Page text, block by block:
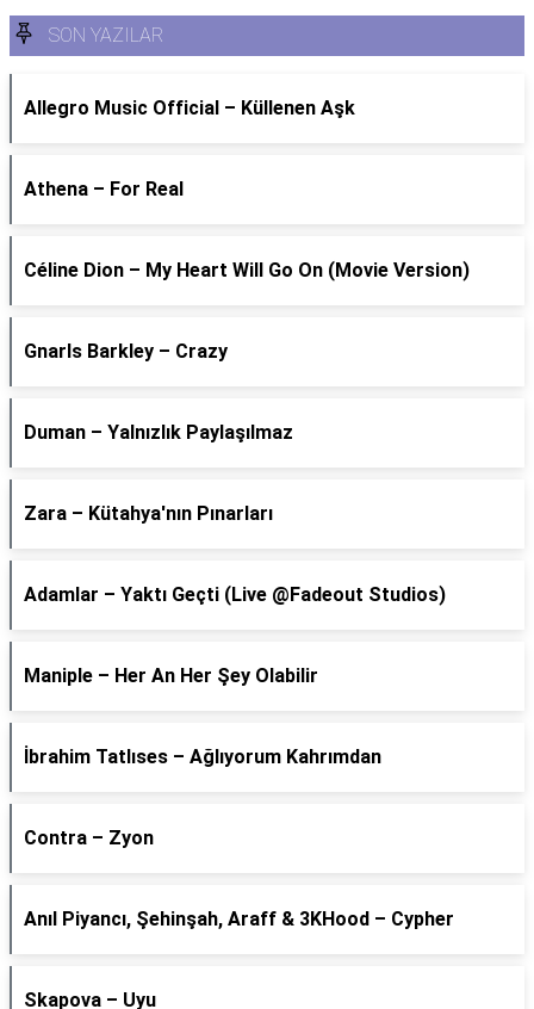
SON YAZILAR
Allegro Music Official – Küllenen Aşk
Athena – For Real
Céline Dion – My Heart Will Go On (Movie Version)
Gnarls Barkley – Crazy
Duman – Yalnızlık Paylaşılmaz
Zara – Kütahya'nın Pınarları
Adamlar – Yaktı Geçti (Live @Fadeout Studios)
Maniple – Her An Her Şey Olabilir
İbrahim Tatlıses – Ağlıyorum Kahrımdan
Contra – Zyon
Anıl Piyancı, Şehinşah, Araff & 3KHood – Cypher
Skapova – Uyu